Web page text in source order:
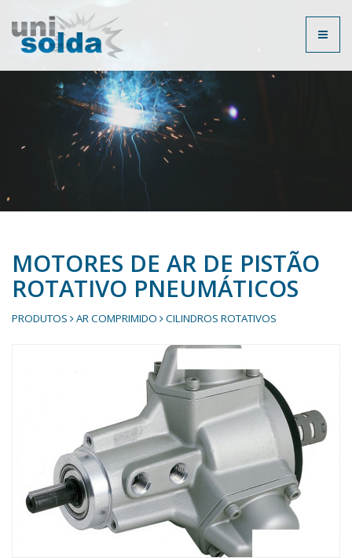
Toggle
MOTORES DE AR DE PISTÃO
ROTATIVO PNEUMÁTICOS
PRODUTOS AR COMPRIMIDO CILINDROS ROTATIVOS